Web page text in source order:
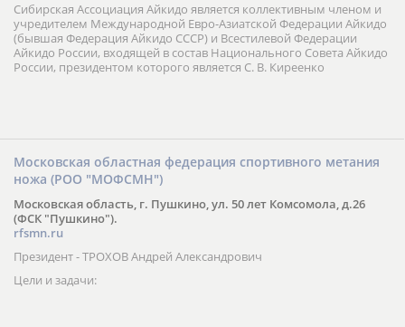
Сибирская Ассоциация Айкидо является коллективным членом и
учредителем Международной Евро-Азиатской Федерации Айкидо
(бывшая Федерация Айкидо СССР) и Всестилевой Федерации
Айкидо России, входящей в состав Национального Совета Айкидо
России, президентом которого является С. В. Киреенко
Московская областная федерация спортивного метания
ножа (РОО "МОФСМН")
Московская область, г. Пушкино, ул. 50 лет Комсомола, д.26
(ФСК "Пушкино").
rfsmn.ru
Президент - ТРОХОВ Андрей Александрович
Цели и задачи: